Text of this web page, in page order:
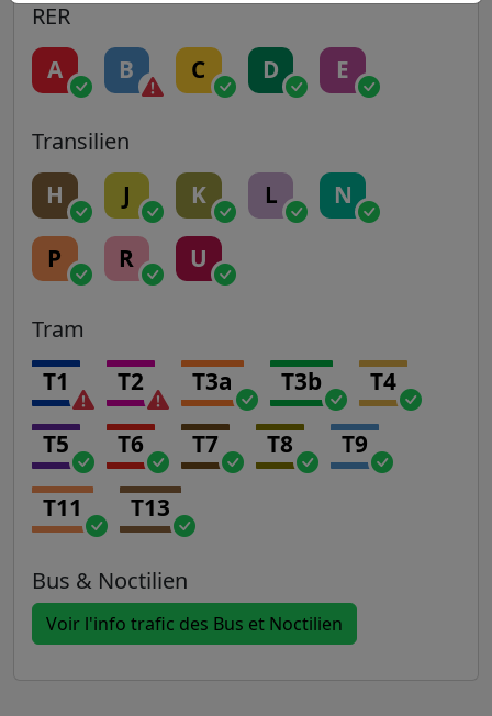
RER
A B C D E
Transilien
H J K L N
P R U
Tram
T1 T2 T3a T3b T4
T5 T6 T7 T8 T9
T11 T13
Bus & Noctilien
Voir l'info trafic des Bus et Noctilien